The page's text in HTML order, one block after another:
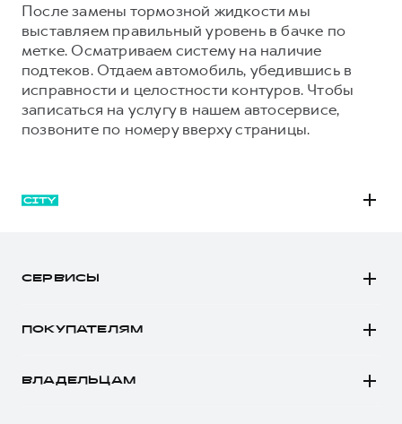
После замены тормозной жидкости мы
выставляем правильный уровень в бачке по
метке. Осматриваем систему на наличие
подтеков. Отдаем автомобиль, убедившись в
исправности и целостности контуров. Чтобы
записаться на услугу в нашем автосервисе,
позвоните по номеру вверху страницы.
СЕРВИСЫ
ПОКУПАТЕЛЯМ
Конфигуратор HAVAL
ВЛАДЕЛЬЦАМ